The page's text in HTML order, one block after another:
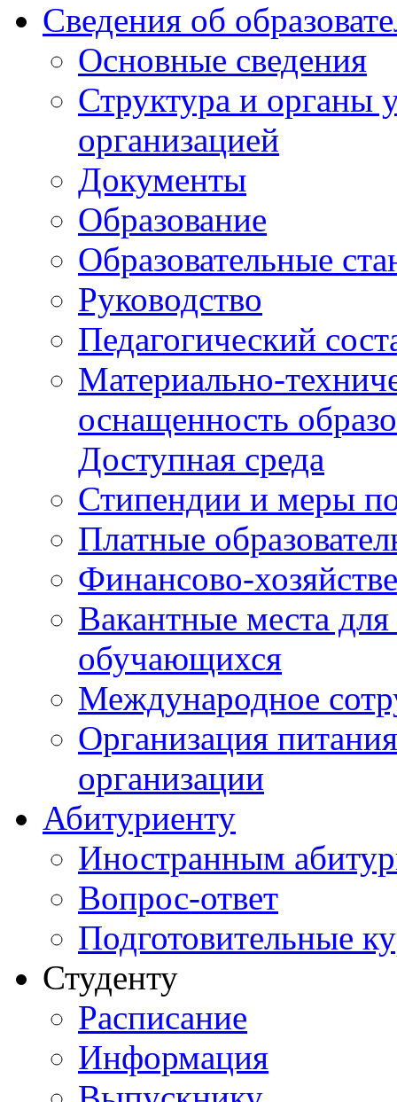
Сведения об
Основные сведения
Структура и органы
организацией
Документы
Образование
Образовательные
Руководство
Педагогический
Материально-
оснащенность
Доступная среда
Стипендии и меры
Платные
Финансово-
Вакантные места
обучающихся
Международное
Организация
организации
Абитуриенту
Иностранным
Вопрос-ответ
Подготовительные
Студенту
Расписание
Информация